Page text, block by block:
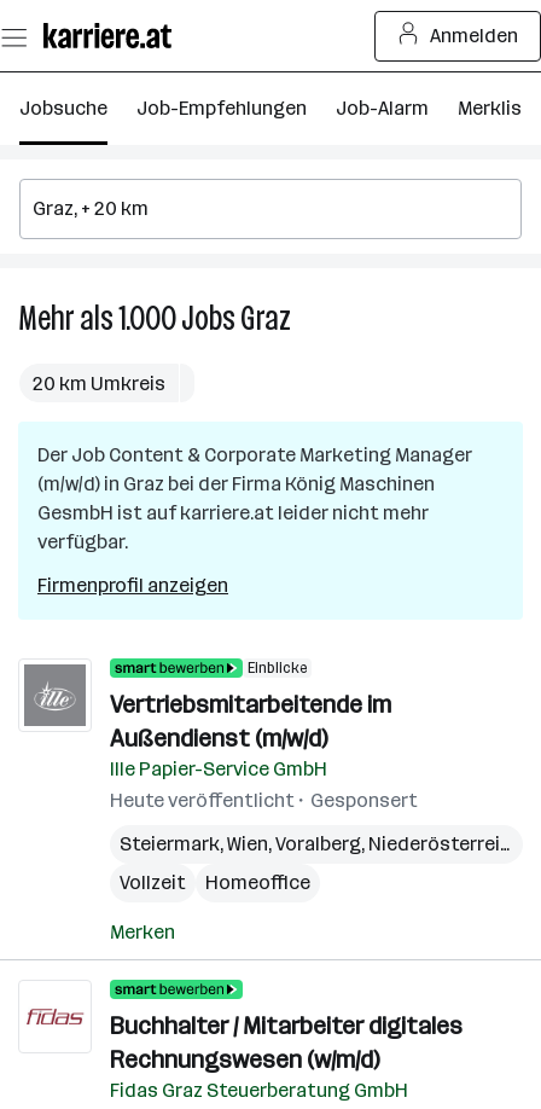
Seiteninhalt
springen
Anmelden
Jobsuche Job-Empfehlungen Job-Alarm Merkliste
Mehr als 1.000JobsGraz
in
Graz
20 km Umkreis
Der Job Content & Corporate Marketing Manager
(m/w/d) in Graz bei der Firma König Maschinen
GesmbH ist auf karriere.at leider nicht mehr
verfügbar.
Firmenprofil anzeigen
Einblicke
Vertriebsmitarbeitende im
Außendienst (m/w/d)
Ille Papier-Service GmbH
Heute veröffentlicht
Gesponsert
Steiermark,Wien,Voralberg, Niederösterreich
Vollzeit
Homeoffice
Merken
Buchhalter / Mitarbeiter digitales
Rechnungswesen (w/m/d)
Fidas Graz Steuerberatung GmbH